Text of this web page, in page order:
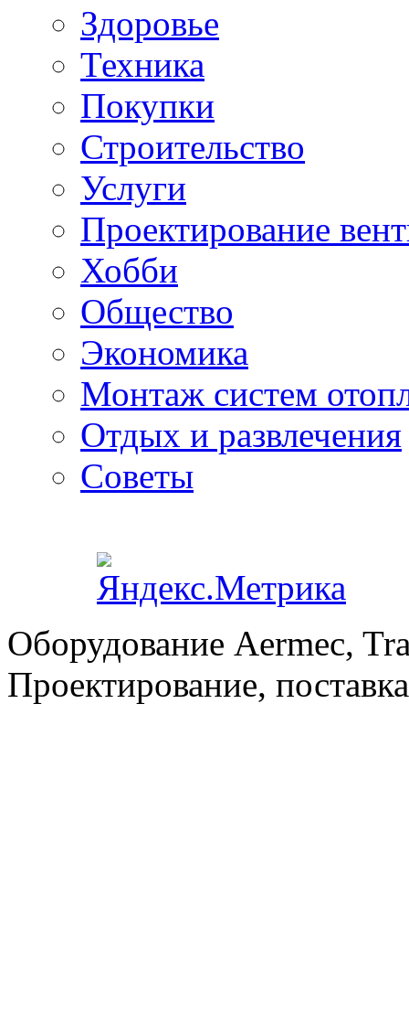
Здоровье
Техника
Покупки
Строительство
Услуги
Проектирование
Хобби
Общество
Экономика
Монтаж систем
Отдых и развлечения
Советы
Оборудование Aermec,
Проектирование,